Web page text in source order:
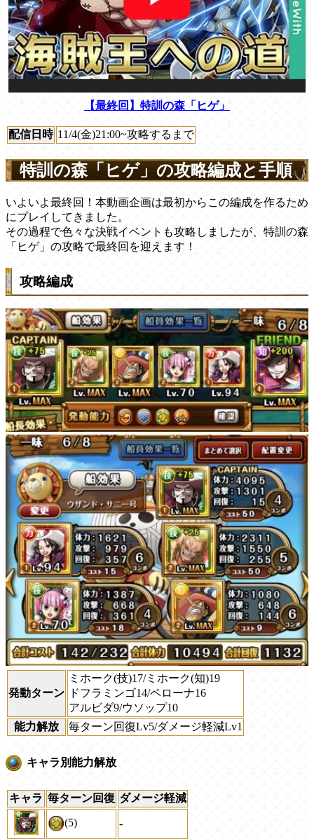
【最終回】特訓の森「ヒゲ」
配信日時 11/4(金)21:00~攻略するまで
特訓の森「ヒゲ」の攻略編成と手順
いよいよ最終回！本動画企画は最初からこの編成を作るため
にプレイしてきました。
その過程で色々な決戦イベントも攻略しましたが、特訓の森
「ヒゲ」の攻略で最終回を迎えます！
攻略編成
発動ターン
ミホーク(技)17/ミホーク(知)19
ドフラミンゴ14/ペローナ16
アルビダ9/ウソップ10
能力解放
毎ターン回復Lv5/ダメージ軽減Lv1
キャラ別能力解放
キャラ 毎ターン回復 ダメージ軽減
(5) -